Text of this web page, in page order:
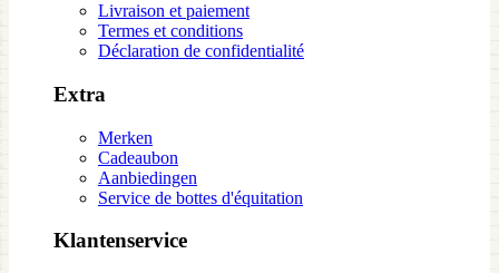
Livraison et paiement
Termes et conditions
Déclaration de confidentialité
Extra
Merken
Cadeaubon
Aanbiedingen
Service de bottes d'équitation
Klantenservice